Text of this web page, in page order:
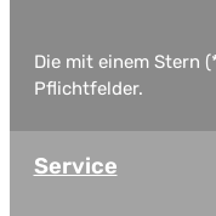
Die mit einem Stern
Pflichtfelder.
Service